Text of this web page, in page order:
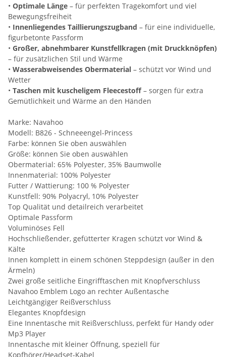
• Optimale Länge – für perfekten Tragekomfort und viel
Bewegungsfreiheit
• Innenliegendes Taillierungszugband – für eine individuelle,
figurbetonte Passform
• Großer, abnehmbarer Kunstfellkragen (mit Druckknöpfen)
– für zusätzlichen Stil und Wärme
• Wasserabweisendes Obermaterial – schützt vor Wind und
Wetter
• Taschen mit kuscheligem Fleecestoff– sorgen für extra
Gemütlichkeit und Wärme an den Händen
Marke: Navahoo
Modell: B826 - Schneeengel-Princess
Farbe: können Sie oben auswählen
Größe: können Sie oben auswählen
Obermaterial: 65% Polyester, 35% Baumwolle
Innenmaterial: 100% Polyester
Futter / Wattierung: 100 % Polyester
Kunstfell: 90% Polyacryl, 10% Polyester
Top Qualität und detailreich verarbeitet
Optimale Passform
Voluminöses Fell
Hochschließender, gefütterter Kragen schützt vor Wind &
Kälte
Innen komplett in einem schönen Steppdesign (außer in den
Ärmeln)
Zwei große seitliche Eingrifftaschen mit Knopfverschluss
Navahoo Emblem Logo an rechter Außentasche
Leichtgängiger Reißverschluss
Elegantes Knopfdesign
Eine Innentasche mit Reißverschluss, perfekt für Handy oder
Mp3 Player
Innentasche mit kleiner Öffnung, speziell für
Kopfhörer/Headset-Kabel